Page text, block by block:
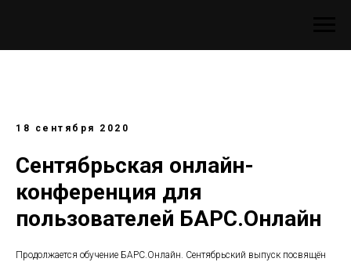
18 сентября 2020
Сентябрьская онлайн-
конференция для
пользователей БАРС.Онлайн
Продолжается обучение БАРС.Онлайн. Сентябрьский выпуск посвящён